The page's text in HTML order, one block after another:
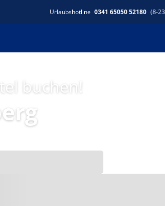
Urlaubshotline 0341 65050 52180 (8-
buchen!